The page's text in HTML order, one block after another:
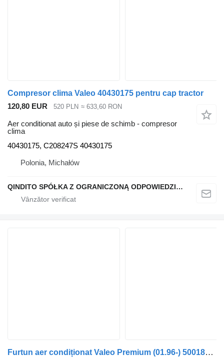
Compresor clima Valeo 40430175 pentru cap tractor
120,80 EUR
520 PLN ≈ 633,60 RON
Aer conditionat auto și piese de schimb - compresor
clima
40430175, C208247S 40430175
Polonia, Michałów
QINDITO SPÓŁKA Z OGRANICZONĄ ODPOWIEDZIALNOŚCIĄ
Furtun aer condiționat Valeo Premium (01.96-) 5001845979 pentru cap tractor Renault Premium, Premium 2 (1996-2014)